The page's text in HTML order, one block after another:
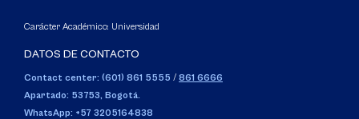
Carácter Académico: Universidad
DATOS DE CONTACTO
Contact center: (601) 861 5555 / 861 6666
Apartado: 53753, Bogotá.
WhatsApp: +57 3205164838